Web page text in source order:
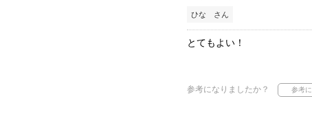
ひな さん
とてもよい！
参考になりましたか？